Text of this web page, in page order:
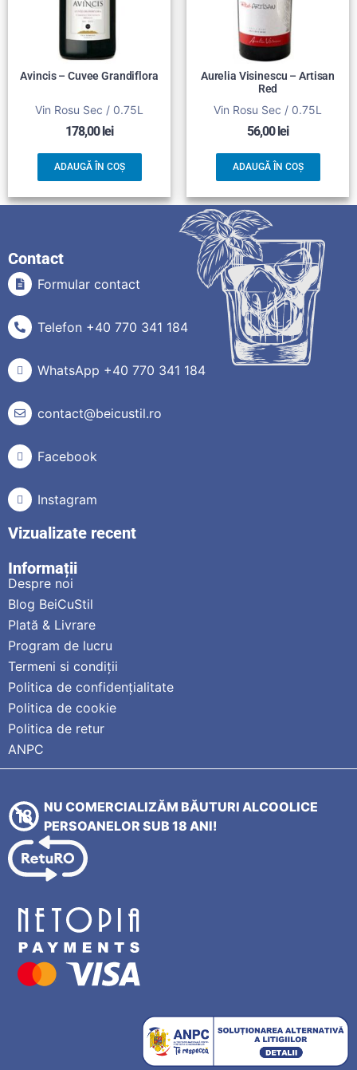
Avincis – Cuvee Grandiflora
Vin Rosu Sec / 0.75L
178,00 lei
ADAUGĂ ÎN COȘ
Aurelia Visinescu – Artisan
Red
Vin Rosu Sec / 0.75L
56,00 lei
ADAUGĂ ÎN COȘ
Contact
Formular contact
Telefon +40 770 341 184
WhatsApp +40 770 341 184
contact@beicustil.ro
Facebook
Instagram
Vizualizate recent
Informații
Despre noi
Blog BeiCuStil
Plată & Livrare
Program de lucru
Termeni si condiții
Politica de confidențialitate
Politica de cookie
Politica de retur
ANPC
NU COMERCIALIZĂM BĂUTURI ALCOOLICE
PERSOANELOR SUB 18 ANI!